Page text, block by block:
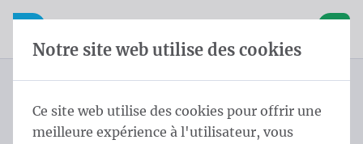
Skip content
Sauter la sélection de la langue
Ouvrir la navigation mobile
Vous êtes ici :
Page d'accueil
Produits
Bannières
Bâches de chantier
Bâches de chantier 175x335 cm PVC Frontlit rings every
30cm
Notre site web utilise des cookies
Ce site web utilise des cookies pour offrir une
meilleure expérience à l'utilisateur, vous